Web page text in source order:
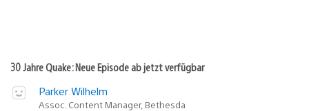
30 Jahre Quake: Neue Episode ab jetzt verfügbar
Parker Wilhelm
Assoc. Content Manager, Bethesda